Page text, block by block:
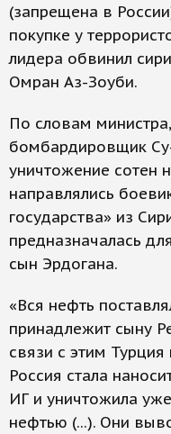
(запрещена в
покупке у
лидера обвинил
Омран Аз-Зоуби.
По словам
бомбардировщик
уничтожение сотен
направлялись
государства» из
предназначалась
сын Эрдогана.
«Вся нефть
принадлежит сыну
связи с этим Турция
Россия стала
ИГ и уничтожила
нефтью (...). Они